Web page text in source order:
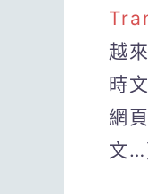
越
時
網
文